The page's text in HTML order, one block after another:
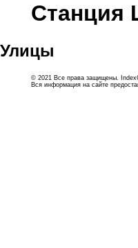
Станция
Улицы
© 2021 Все права защищены.
Вся информация на сайте